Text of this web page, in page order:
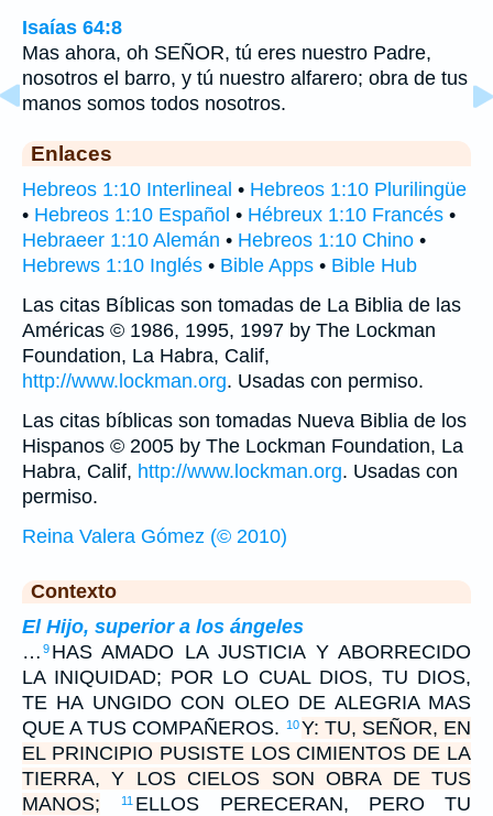
Isaías 64:8
Mas ahora, oh SEÑOR, tú eres nuestro Padre,
nosotros el barro, y tú nuestro alfarero; obra de tus
manos somos todos nosotros.
Enlaces
Hebreos 1:10 Interlineal • Hebreos 1:10 Plurilingüe
• Hebreos 1:10 Español • Hébreux 1:10 Francés •
Hebraeer 1:10 Alemán • Hebreos 1:10 Chino •
Hebrews 1:10 Inglés • Bible Apps • Bible Hub
Las citas Bíblicas son tomadas de La Biblia de las
Américas © 1986, 1995, 1997 by The Lockman
Foundation, La Habra, Calif,
http://www.lockman.org. Usadas con permiso.
Las citas bíblicas son tomadas Nueva Biblia de los
Hispanos © 2005 by The Lockman Foundation, La
Habra, Calif, http://www.lockman.org. Usadas con
permiso.
Reina Valera Gómez (© 2010)
Contexto
El Hijo, superior a los ángeles
… 9 HAS AMADO LA JUSTICIA Y ABORRECIDO
LA INIQUIDAD; POR LO CUAL DIOS, TU DIOS,
TE HA UNGIDO CON OLEO DE ALEGRIA MAS
QUE A TUS COMPAÑEROS.
10Y: TU, SEÑOR, EN
EL PRINCIPIO PUSISTE LOS CIMIENTOS DE LA
TIERRA, Y LOS CIELOS SON OBRA DE TUS
MANOS;
11 ELLOS PERECERAN, PERO TU